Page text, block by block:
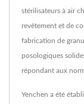
stérilisateurs à air
revêtement et de
fabrication de
posologiques
répondant aux
Yenchen a été